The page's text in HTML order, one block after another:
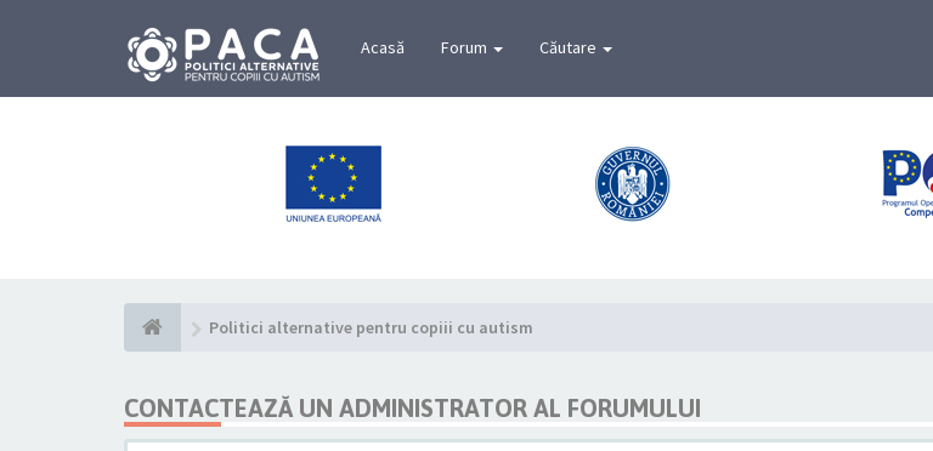
Acasă Forum Căutare
Politici alternative pentru copiii cu autism
CONTACTEAZĂ UN ADMINISTRATOR AL FORUMULUI